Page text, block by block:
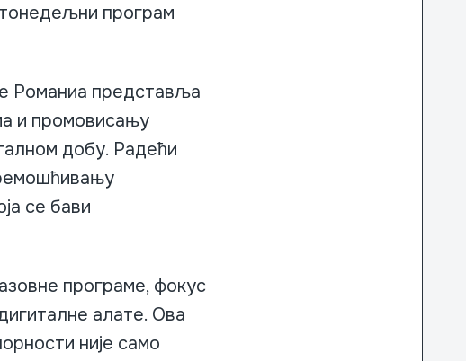
програм
Романиа представља
и промовисању
добу. Радећи
се бави
програме, фокус
алате. Ова
није само